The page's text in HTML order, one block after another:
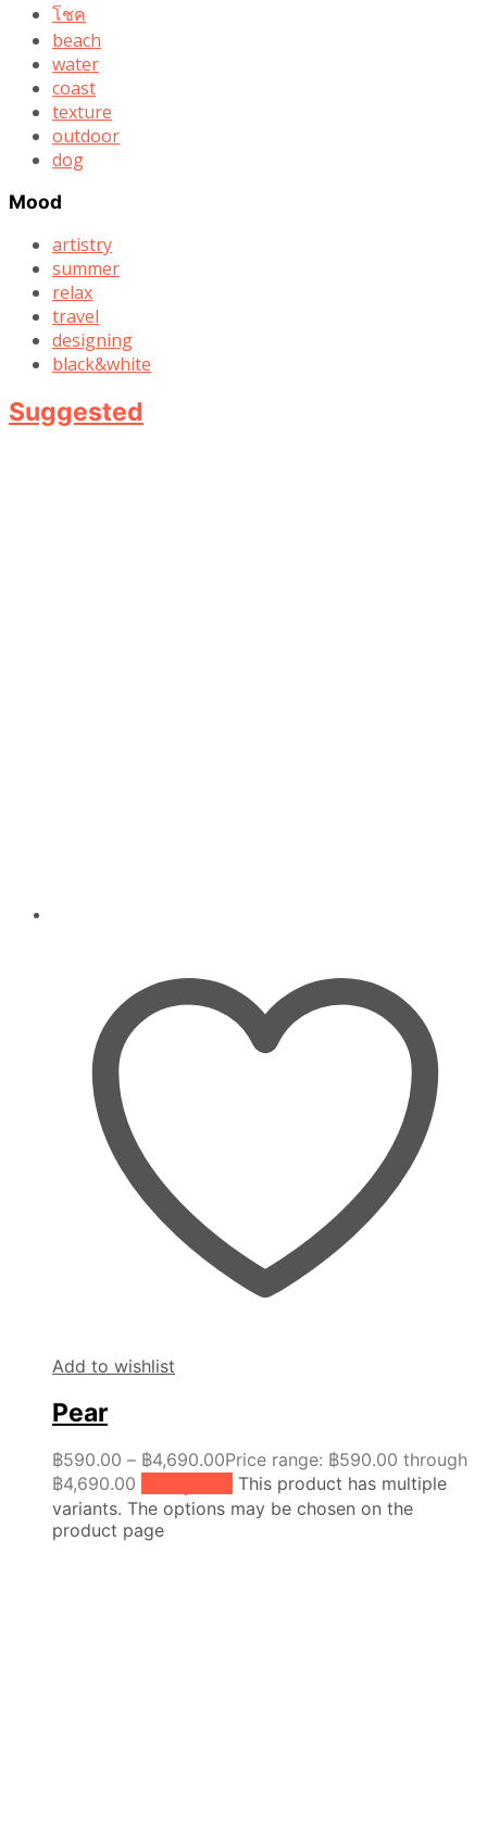
โชค
beach
water
coast
texture
outdoor
dog
Mood
artistry
summer
relax
travel
designing
black&white
Suggested
Add to wishlist
Pear
฿590.00 – ฿4,690.00Price range: ฿590.00 through
฿4,690.00
This product has multiple
variants. The options may be chosen on the
product page